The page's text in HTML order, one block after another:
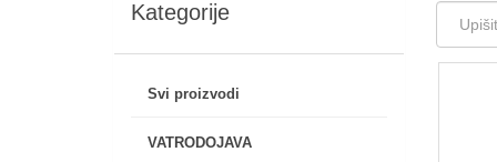
Kategorije
Svi proizvodi
VATRODOJAVA